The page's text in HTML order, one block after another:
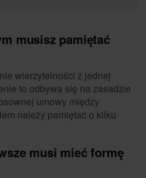
musisz pamiętać
wierzytelności z jednej
to odbywa się na zasadzie
umowy między
należy pamiętać o kilku
musi mieć formę